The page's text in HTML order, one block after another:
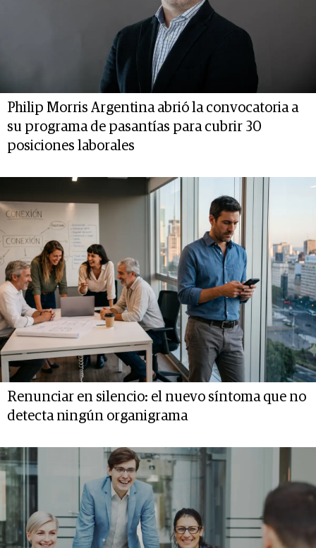
Philip Morris Argentina abrió la convocatoria a
su programa de pasantías para cubrir 30
posiciones laborales
Renunciar en silencio: el nuevo síntoma que no
detecta ningún organigrama